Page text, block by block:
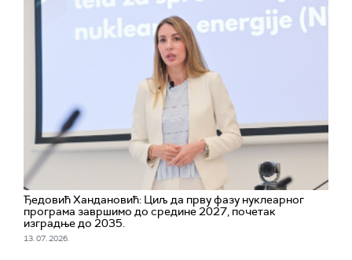
Ђедовић Хандановић: Циљ да прву фазу нуклеарног
програма завршимо до средине 2027, почетак
изградње до 2035.
13. 07. 2026.